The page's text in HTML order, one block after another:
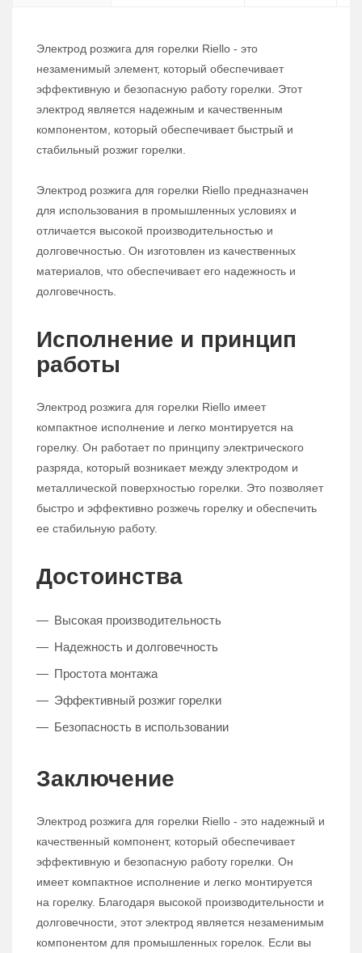
Электрод розжига для горелки Riello - это
незаменимый элемент, который обеспечивает
эффективную и безопасную работу горелки. Этот
электрод является надежным и качественным
компонентом, который обеспечивает быстрый и
стабильный розжиг горелки.
Электрод розжига для горелки Riello предназначен
для использования в промышленных условиях и
отличается высокой производительностью и
долговечностью. Он изготовлен из качественных
материалов, что обеспечивает его надежность и
долговечность.
Исполнение и принцип
работы
Электрод розжига для горелки Riello имеет
компактное исполнение и легко монтируется на
горелку. Он работает по принципу электрического
разряда, который возникает между электродом и
металлической поверхностью горелки. Это позволяет
быстро и эффективно розжечь горелку и обеспечить
ее стабильную работу.
Достоинства
Высокая производительность
Надежность и долговечность
Простота монтажа
Эффективный розжиг горелки
Безопасность в использовании
Заключение
Электрод розжига для горелки Riello - это надежный и
качественный компонент, который обеспечивает
эффективную и безопасную работу горелки. Он
имеет компактное исполнение и легко монтируется
на горелку. Благодаря высокой производительности и
долговечности, этот электрод является незаменимым
компонентом для промышленных горелок. Если вы